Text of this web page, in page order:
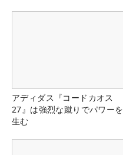
アディダス『コードカオス
27』は強烈な蹴りでパワーを
生む